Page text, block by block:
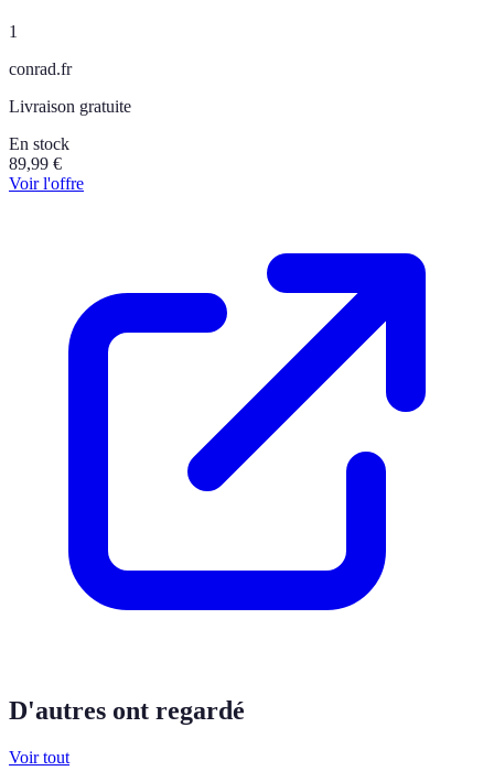
1
conrad.fr
Livraison gratuite
En stock
89,99 €
Voir l'offre
D'autres ont regardé
Voir tout